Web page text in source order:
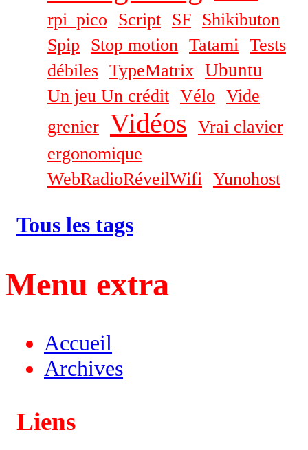
rpi_pico
Script SF Shikibuton
Spip
Stop motion Tatami Tests
débiles TypeMatrix Ubuntu
Un jeu Un crédit Vélo Vide
grenier Vidéos Vrai clavier
ergonomique
WebRadioRéveilWifi Yunohost
Tous les tags
Menu extra
Accueil
Archives
Liens